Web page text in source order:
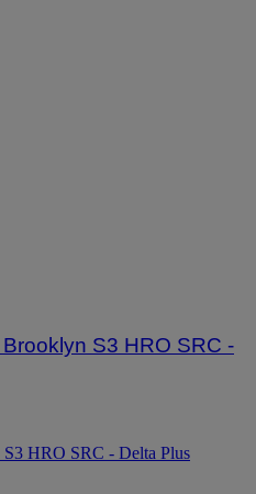
S3 HRO SRC -
S3 HRO SRC - Delta Plus